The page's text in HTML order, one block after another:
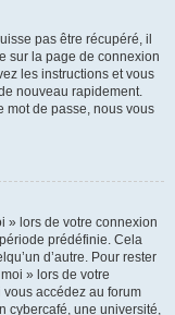
pas être récupéré, il
sur la page de connexion
les instructions et vous
nouveau rapidement.
mot de passe, nous vous
» lors de votre connexion
prédéfinie. Cela
d’autre. Pour rester
» lors de votre
vous accédez au forum
cybercafé, une université,